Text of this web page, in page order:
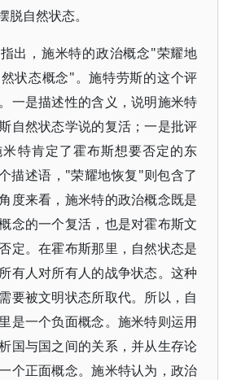
脱自然状态。
出，施米特的政治概念"荣耀地
状态概念"。施特劳斯的这个评
一是描述性的含义，说明施米特
自然状态学说的复活；一是批评
特肯定了霍布斯想要否定的东
描述语，"荣耀地恢复"则包含了
度来看，施米特的政治概念既是
念的一个复活，也是对霍布斯文
定。在霍布斯那里，自然状态是
有人对所有人的战争状态。这种
要被文明状态所取代。所以，自
是一个负面概念。施米特则运用
国与国之间的关系，并从生存论
个正面概念。施米特认为，政治